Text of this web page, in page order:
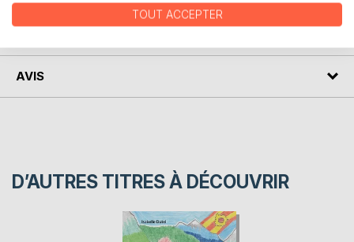
AVIS
D’AUTRES TITRES À DÉCOUVRIR
TOUT ACCEPTER